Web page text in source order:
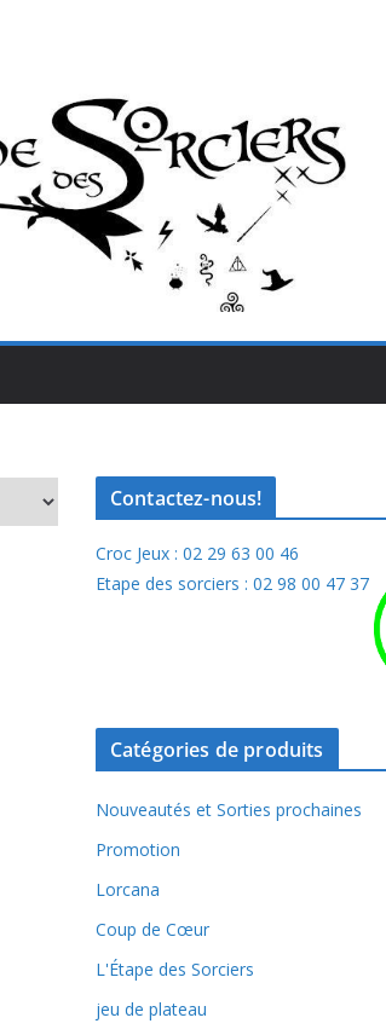
Contactez-nous!
Croc Jeux : 02 29 63 00 46
Etape des sorciers : 02 98 00 47 37
Catégories de produits
Nouveautés et Sorties prochaines
Promotion
Lorcana
Coup de Cœur
L'Étape des Sorciers
jeu de plateau